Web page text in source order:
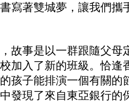
寫著雙城夢，讓我們攜
故事是以一群跟隨父母
加入了新的班級。恰逢
孩子能排演一個有關的
發現了來自東亞銀行的